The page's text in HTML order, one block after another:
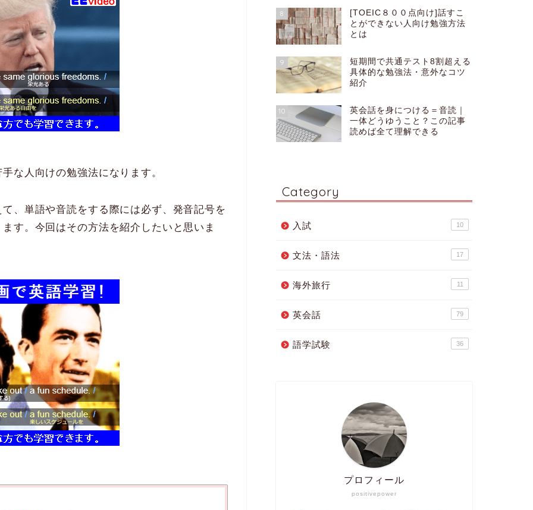
な人向けの勉強法になります。
、単語や音読をする際には必ず、発音記号を
す。今回はその方法を紹介したいと思いま
8
[TOEIC８００点向け]話すこ
とができない人向け勉強方法
とは
9
短期間で共通テスト8割超える
具体的な勉強法・意外なコツ
紹介
10
英会話を身につける＝音読｜
一体どうゆうこと？この記事
読めば全て理解できる
Category
入試 10
文法・語法 17
海外旅行 11
英会話 79
語学試験 36
positivepower
プロフィール